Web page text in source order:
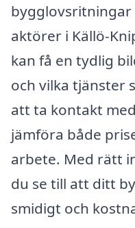
aktörer i Källö-
kan få en tydlig
och vilka tjänster
att ta kontakt
jämföra både
arbete. Med rätt
du se till att ditt
smidigt och